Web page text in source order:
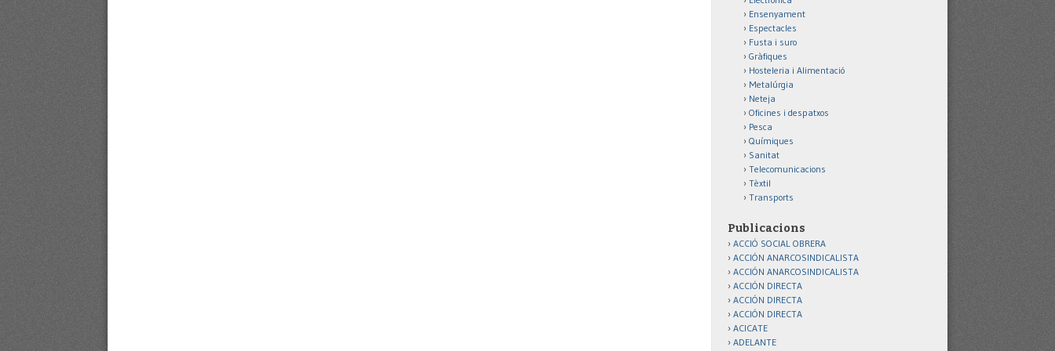
Ensenyament
Espectacles
Fusta i suro
Gràfiques
Hosteleria i Alimentació
Metalúrgia
Neteja
Oficines i despatxos
Pesca
Químiques
Sanitat
Telecomunicacions
Tèxtil
Transports
Publicacions
ACCIÓ SOCIAL OBRERA
ACCIÓN ANARCOSINDICALISTA
ACCIÓN ANARCOSINDICALISTA
ACCIÓN DIRECTA
ACCIÓN DIRECTA
ACCIÓN DIRECTA
ACICATE
ADELANTE